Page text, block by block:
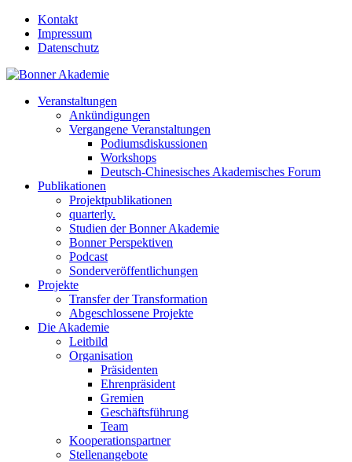
Kontakt
Impressum
Datenschutz
Veranstaltungen
Ankündigungen
Vergangene Veranstaltungen
Podiumsdiskussionen
Workshops
Deutsch-Chinesisches Akademisches Forum
Publikationen
Projektpublikationen
quarterly.
Studien der Bonner Akademie
Bonner Perspektiven
Podcast
Sonderveröffentlichungen
Projekte
Transfer der Transformation
Abgeschlossene Projekte
Die Akademie
Leitbild
Organisation
Präsidenten
Ehrenpräsident
Gremien
Geschäftsführung
Team
Kooperationspartner
Stellenangebote